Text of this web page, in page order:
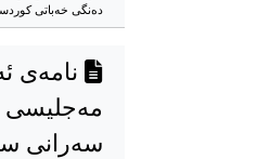
دەنگی خەباتی
نامەی
مەجلیسی
سەرانی